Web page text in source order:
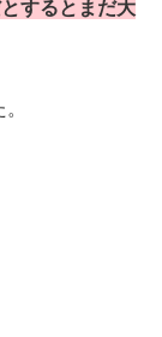
するとまだ大